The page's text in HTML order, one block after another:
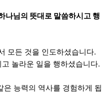
나님의 뜻대로 말씀하시고 행
모든 것을 인도하셨습니다.
놀라운 일을 행하셨습니다.
능력의 역사를 경험하게 됩